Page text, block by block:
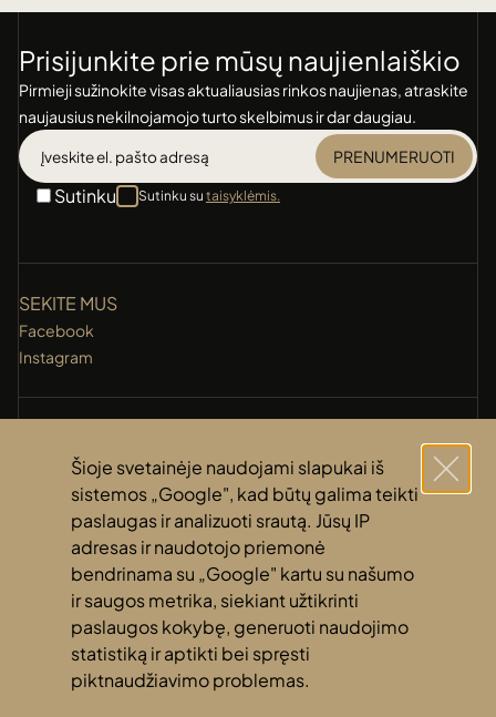
Šioje svetainėje naudojami slapukai iš
sistemos „Google", kad būtų galima teikti
paslaugas ir analizuoti srautą. Jūsų IP
adresas ir naudotojo priemonė
bendrinama su „Google" kartu su našumo
ir saugos metrika, siekiant užtikrinti
paslaugos kokybę, generuoti naudojimo
statistiką ir aptikti bei spręsti
piktnaudžiavimo problemas.
Prisijunkite prie mūsų naujienlaiškio
Pirmieji sužinokite visas aktualiausias rinkos naujienas, atraskite
naujausius nekilnojamojo turto skelbimus ir dar daugiau.
PRENUMERUOTI
Sutinku Sutinku su taisyklėmis.
SEKITE MUS
Facebook
Instagram
+370 (631) 14 118
info@amberti.lt
NUORODOS
Privatumo politika
Slapukų politika
© 2024 Amberti. Visos teisės saugomos. Sprendimas